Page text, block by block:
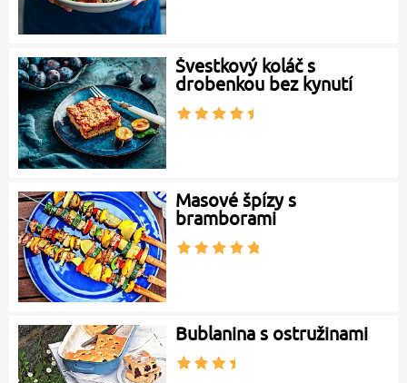
Švestkový koláč s
drobenkou bez kynutí
Masové špízy s
bramborami
Bublanina s ostružinami